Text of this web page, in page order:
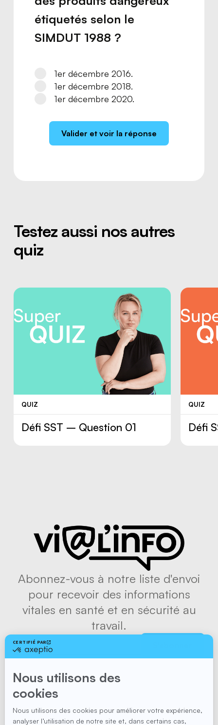
Nous joindre
étiquetés selon le
SIMDUT 1988 ?
1er décembre 2016.
1er décembre 2018.
1er décembre 2020.
Valider et voir la réponse
conseiller ou la conseillère de
votre région
Testez aussi nos autres
quiz
QUIZ
Défi SST – Question 01
QUIZ
Défi
Abonnez-vous à notre liste d'envoi
pour recevoir des informations
vitales en santé et en sécurité au
travail.